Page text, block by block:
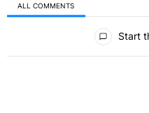
ALL COMMENTS
Start